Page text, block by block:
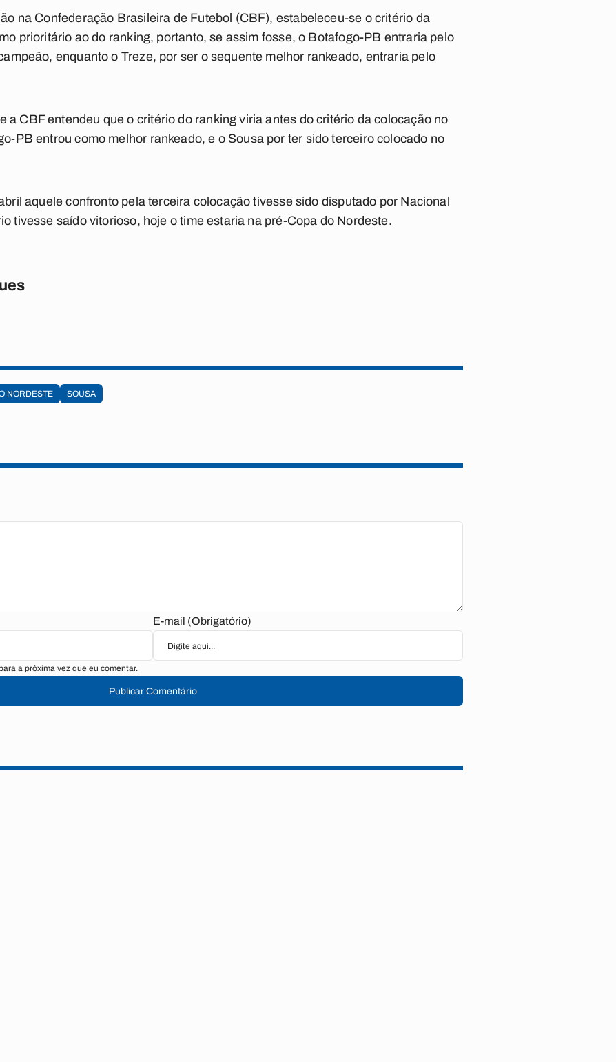
na Confederação Brasileira de Futebol (CBF), estabeleceu-se o critério da
prioritário ao do ranking, portanto, se assim fosse, o Botafogo-PB entraria pelo
enquanto o Treze, por ser o sequente melhor rankeado, entraria pelo
a CBF entendeu que o critério do ranking viria antes do critério da colocação no
PB entrou como melhor rankeado, e o Sousa por ter sido terceiro colocado no
aquele confronto pela terceira colocação tivesse sido disputado por Nacional
tivesse saído vitorioso, hoje o time estaria na pré-Copa do Nordeste.
NORDESTE SOUSA
E-mail (Obrigatório)
a próxima vez que eu comentar.
Publicar Comentário